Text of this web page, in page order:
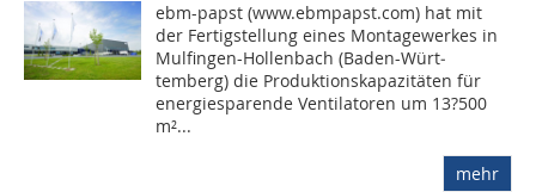
ebm-papst (www.ebmpapst.com) hat mit
der Fertigstellung eines Montagewerkes in
Mulfingen-Hollenbach (Baden-Würt­
temberg) die Produktionskapazitäten für
energiesparende Ventilatoren um 13?500
m²...
mehr